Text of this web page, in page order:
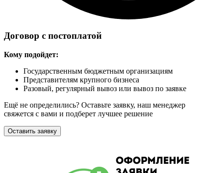
Договор с постоплатой
Кому подойдет:
Государственным бюджетным организациям
Представителям крупного бизнеса
Разовый, регулярный вывоз или вывоз по заявке
Ещё не определились? Оставьте заявку, наш менеджер
свяжется с вами и подберет лучшее решение
Оставить заявку